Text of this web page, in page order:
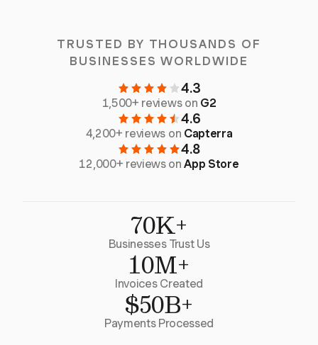
TRUSTED BY THOUSANDS OF
BUSINESSES WORLDWIDE
4.3
1,500+ reviews on G2
4.6
4,200+ reviews on Capterra
4.8
12,000+ reviews onApp Store
70K+
Businesses Trust Us
10M+
Invoices Created
$50B+
Payments Processed